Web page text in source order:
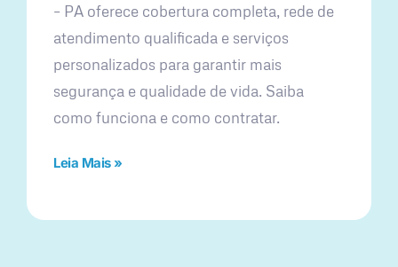
– PA oferece cobertura completa, rede de
atendimento qualificada e serviços
personalizados para garantir mais
segurança e qualidade de vida. Saiba
como funciona e como contratar.
Leia Mais »